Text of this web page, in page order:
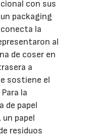
con sus
packaging
la
al
de coser en
a
sostiene el
la
de papel
papel
residuos